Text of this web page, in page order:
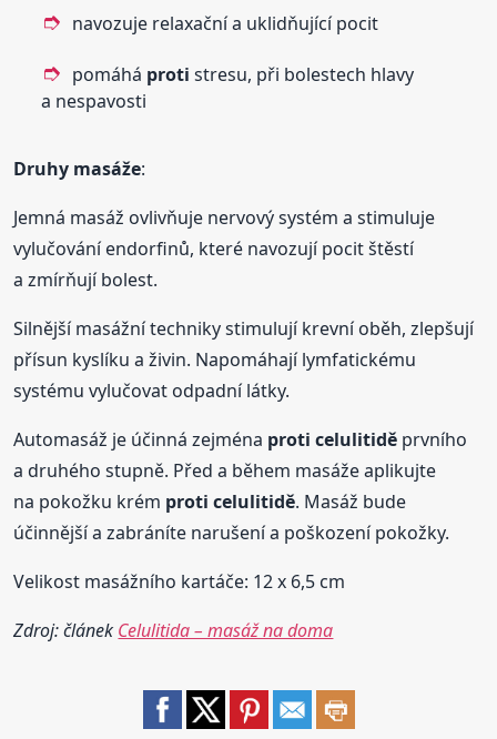
navozuje relaxační a uklidňující pocit
pomáhá proti stresu, při bolestech hlavy
a nespavosti
Druhy masáže:
Jemná masáž ovlivňuje nervový systém a stimuluje
vylučování endorfinů, které navozují pocit štěstí
a zmírňují bolest.
Silnější masážní techniky stimulují krevní oběh, zlepšují
přísun kyslíku a živin. Napomáhají lymfatickému
systému vylučovat odpadní látky.
Automasáž je účinná zejména proti celulitidě prvního
a druhého stupně. Před a během masáže aplikujte
na pokožku krém proti celulitidě. Masáž bude
účinnější a zabráníte narušení a poškození pokožky.
Velikost masážního kartáče: 12 x 6,5 cm
Zdroj: článek Celulitida – masáž na doma